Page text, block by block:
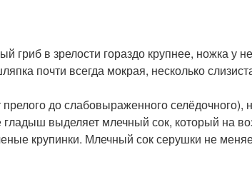
в зрелости гораздо крупнее, ножка у
почти всегда мокрая, несколько
до слабовыраженного селёдочного),
выделяет млечный сок, который на
крупинки. Млечный сок серушки не